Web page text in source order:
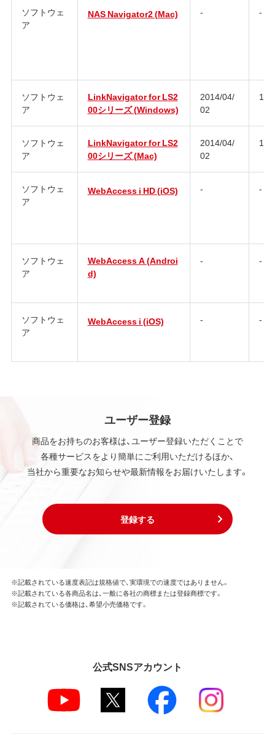
ソフトウェ
ア
NAS Navigator2 (Mac) - -
ソフトウェ
ア
LinkNavigator for LS2
00シリーズ (Windows)
2014/04/
02
ソフトウェ
ア
LinkNavigator for LS2
00シリーズ (Mac)
2014/04/
02
ソフトウェ
ア
WebAccess i HD (iOS) - -
ソフトウェ
ア
WebAccess A (Androi
d)
- -
ソフトウェ
ア
WebAccess i (iOS) - -
ユーザー登録
商品をお持ちのお客様は、ユーザー登録いただくことで
各種サービスをより簡単にご利用いただけるほか、
当社から重要なお知らせや最新情報をお届けいたします。
登録する
※記載されている速度表記は規格値で、実環境での速度ではありません。
※記載されている各商品名は、一般に各社の商標または登録商標です。
※記載されている価格は、希望小売価格です。
公式SNSアカウント